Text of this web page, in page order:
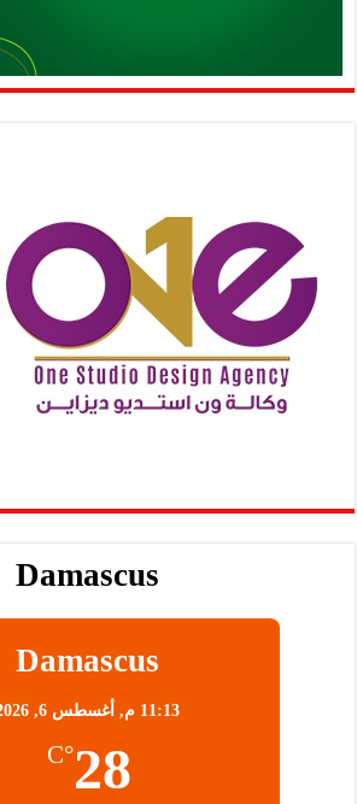
Damascus
Damascus
11:13 م, أغسطس 6, 2026
28
°C